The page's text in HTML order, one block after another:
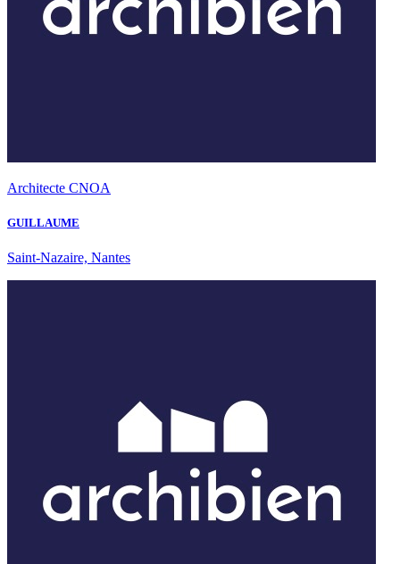
Architecte CNOA
GUILLAUME
Saint-Nazaire, Nantes